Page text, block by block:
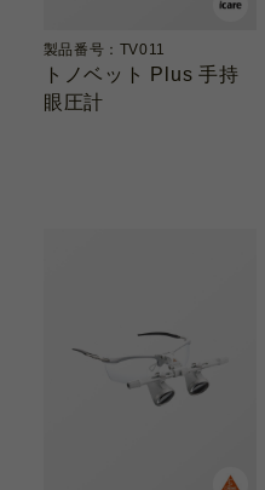
製品番号：TV011
トノベット Plus 手持
眼圧計